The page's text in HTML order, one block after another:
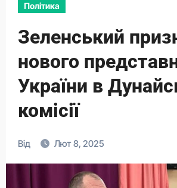
Політика
Зеленський
нового
України в
комісії
Від Лют 8, 2025